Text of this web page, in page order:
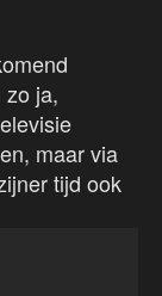
ja,
maar via
tijd ook